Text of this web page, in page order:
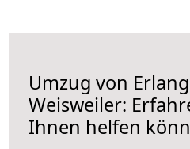
Umzug von
Weisweiler:
Ihnen helfen